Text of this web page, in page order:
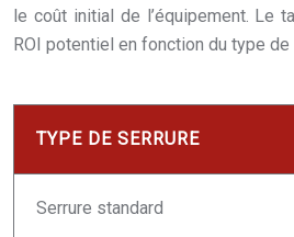
le coût initial de l’équipement. Le
ROI potentiel en fonction du type
TYPE DE SERRURE
Serrure standard